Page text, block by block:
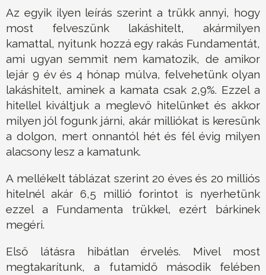
Az egyik ilyen leírás szerint a trükk annyi, hogy
most felveszünk lakáshitelt, akármilyen
kamattal, nyitunk hozzá egy rakás Fundamentát,
ami ugyan semmit nem kamatozik, de amikor
lejár 9 év és 4 hónap múlva, felvehetünk olyan
lakáshitelt, aminek a kamata csak 2,9%. Ezzel a
hitellel kiváltjuk a meglevő hitelünket és akkor
milyen jól fogunk járni, akár milliókat is keresünk
a dolgon, mert onnantól hét és fél évig milyen
alacsony lesz a kamatunk.
A mellékelt táblázat szerint 20 éves és 20 milliós
hitelnél akár 6,5 millió forintot is nyerhetünk
ezzel a Fundamenta trükkel, ezért bárkinek
megéri.
Első látásra hibátlan érvelés. Mivel most
megtakarítunk, a futamidő második felében